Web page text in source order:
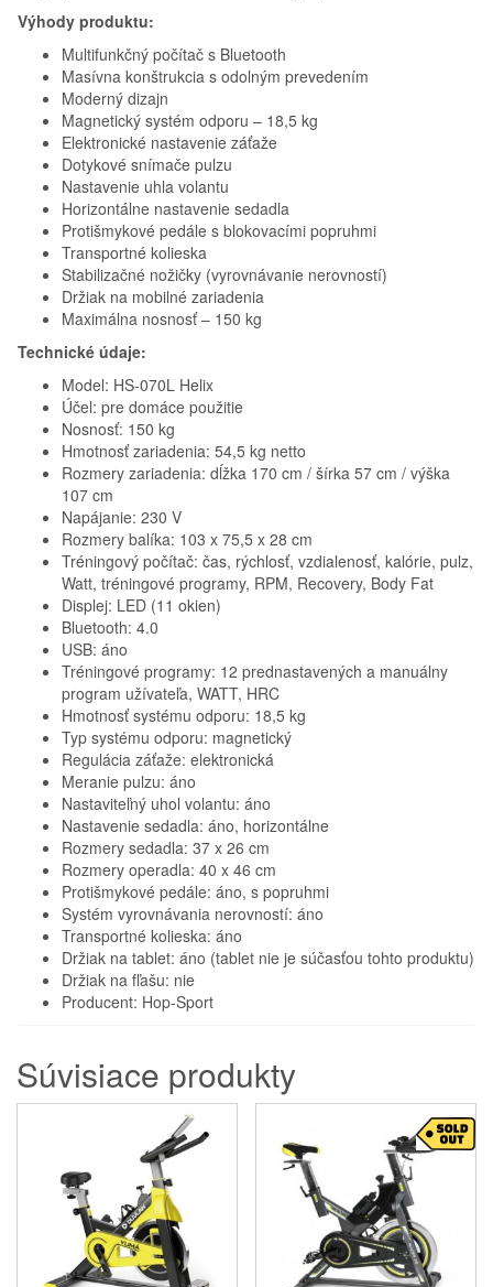
Výhody produktu:
Multifunkčný počítač s Bluetooth
Masívna konštrukcia s odolným prevedením
Moderný dizajn
Magnetický systém odporu – 18,5 kg
Elektronické nastavenie záťaže
Dotykové snímače pulzu
Nastavenie uhla volantu
Horizontálne nastavenie sedadla
Protišmykové pedále s blokovacími popruhmi
Transportné kolieska
Stabilizačné nožičky (vyrovnávanie nerovností)
Držiak na mobilné zariadenia
Maximálna nosnosť – 150 kg
Technické údaje:
Model: HS-070L Helix
Účel: pre domáce použitie
Nosnosť: 150 kg
Hmotnosť zariadenia: 54,5 kg netto
Rozmery zariadenia: dĺžka 170 cm / šírka 57 cm / výška
107 cm
Napájanie: 230 V
Rozmery balíka: 103 x 75,5 x 28 cm
Tréningový počítač: čas, rýchlosť, vzdialenosť, kalórie, pulz,
Watt, tréningové programy, RPM, Recovery, Body Fat
Displej: LED (11 okien)
Bluetooth: 4.0
USB: áno
Tréningové programy: 12 prednastavených a manuálny
program užívateľa, WATT, HRC
Hmotnosť systému odporu: 18,5 kg
Typ systému odporu: magnetický
Regulácia záťaže: elektronická
Meranie pulzu: áno
Nastaviteľný uhol volantu: áno
Nastavenie sedadla: áno, horizontálne
Rozmery sedadla: 37 x 26 cm
Rozmery operadla: 40 x 46 cm
Protišmykové pedále: áno, s popruhmi
Systém vyrovnávania nerovností: áno
Transportné kolieska: áno
Držiak na tablet: áno (tablet nie je súčasťou tohto produktu)
Držiak na fľašu: nie
Producent: Hop-Sport
Súvisiace produkty